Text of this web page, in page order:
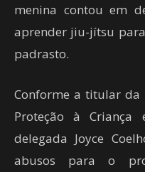
menina contou em
aprender jiu-jítsu
padrasto.
Conforme a titular da
Proteção à Criança
delegada Joyce
abusos para o